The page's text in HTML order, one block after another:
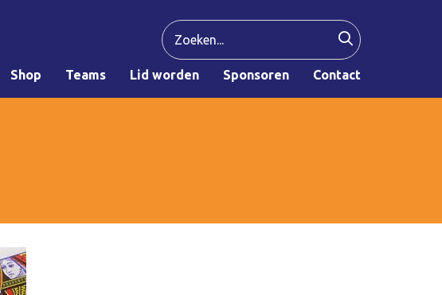
Shop Teams Lid worden Sponsoren Contact